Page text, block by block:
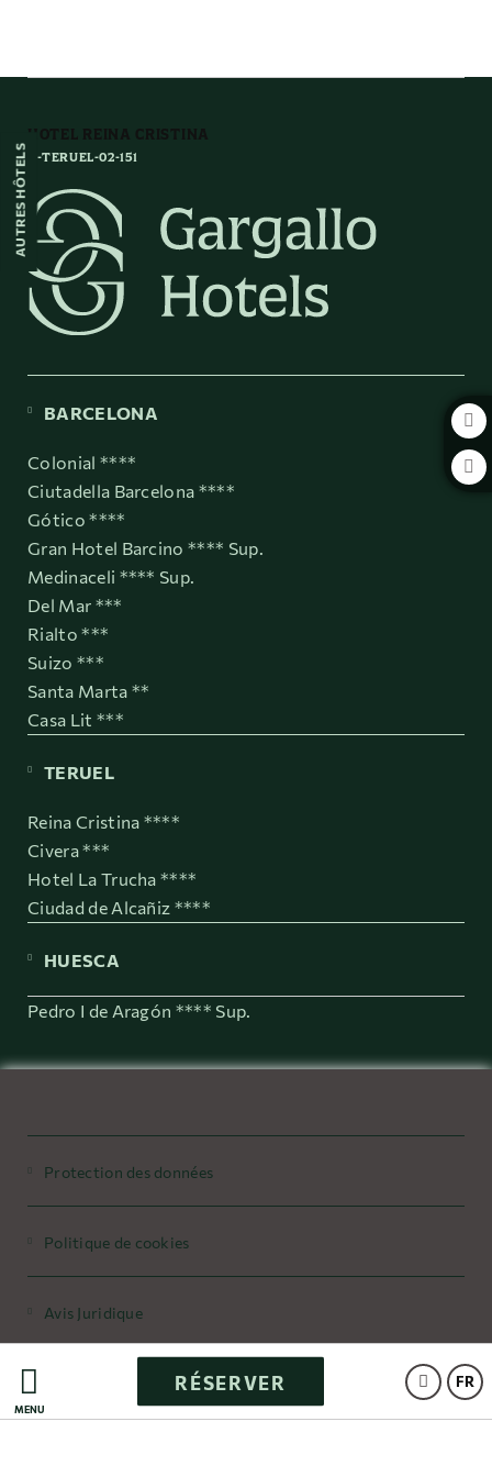
MENU
FR
RÉSERVER
HOTEL REINA CRISTINA
H-TERUEL-02-151
BARCELONA
Colonial ****
Ciutadella Barcelona ****
Gótico ****
Gran Hotel Barcino **** Sup.
Medinaceli **** Sup.
Del Mar ***
Rialto ***
Suizo ***
Santa Marta **
Casa Lit ***
TERUEL
Reina Cristina ****
Civera ***
Hotel La Trucha ****
Ciudad de Alcañiz ****
HUESCA
Pedro I de Aragón **** Sup.
Protection des données
Politique de cookies
Avis Juridique
AUTRES HÔTELS